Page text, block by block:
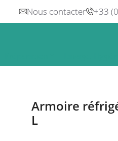
Nous contacter +33
Armoire
L